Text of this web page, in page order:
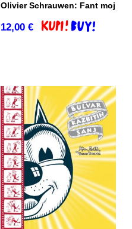
Olivier Schrauwen: Fant moj
12,00 € Dodaj v košarico